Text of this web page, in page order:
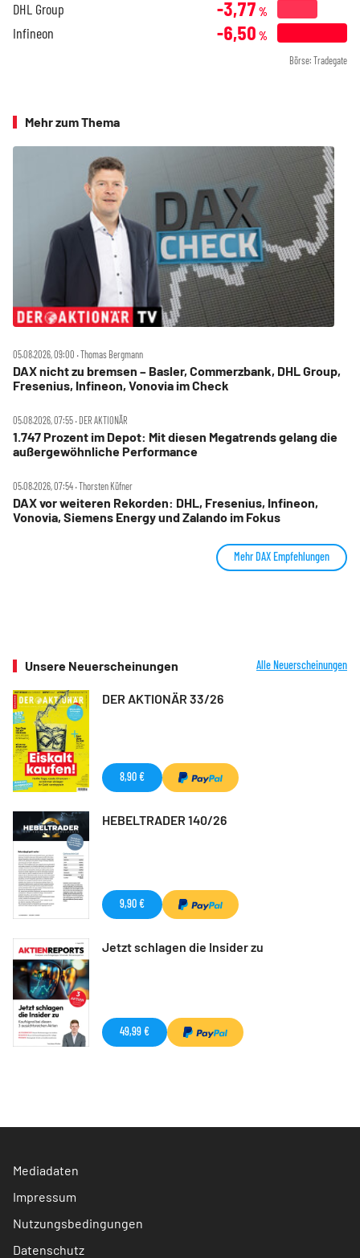
DHL Group -3,77 %
Infineon -6,50 %
Börse: Tradegate
Mehr zum Thema
05.08.2026, 09:00 ‧ Thomas Bergmann
DAX nicht zu bremsen – Basler, Commerzbank, DHL Group,
Fresenius, Infineon, Vonovia im Check
05.08.2026, 07:55 ‧ DER AKTIONÄR
1.747 Prozent im Depot: Mit diesen Megatrends gelang die
außergewöhnliche Performance
05.08.2026, 07:54 ‧ Thorsten Küfner
DAX vor weiteren Rekorden: DHL, Fresenius, Infineon,
Vonovia, Siemens Energy und Zalando im Fokus
Mehr DAX Empfehlungen
Unsere Neuerscheinungen Alle Neuerscheinungen
DER AKTIONÄR 33/26
8,90 €
HEBELTRADER 140/26
9,90 €
Jetzt schlagen die Insider zu
49,99 €
Mediadaten
Impressum
Nutzungsbedingungen
Datenschutz